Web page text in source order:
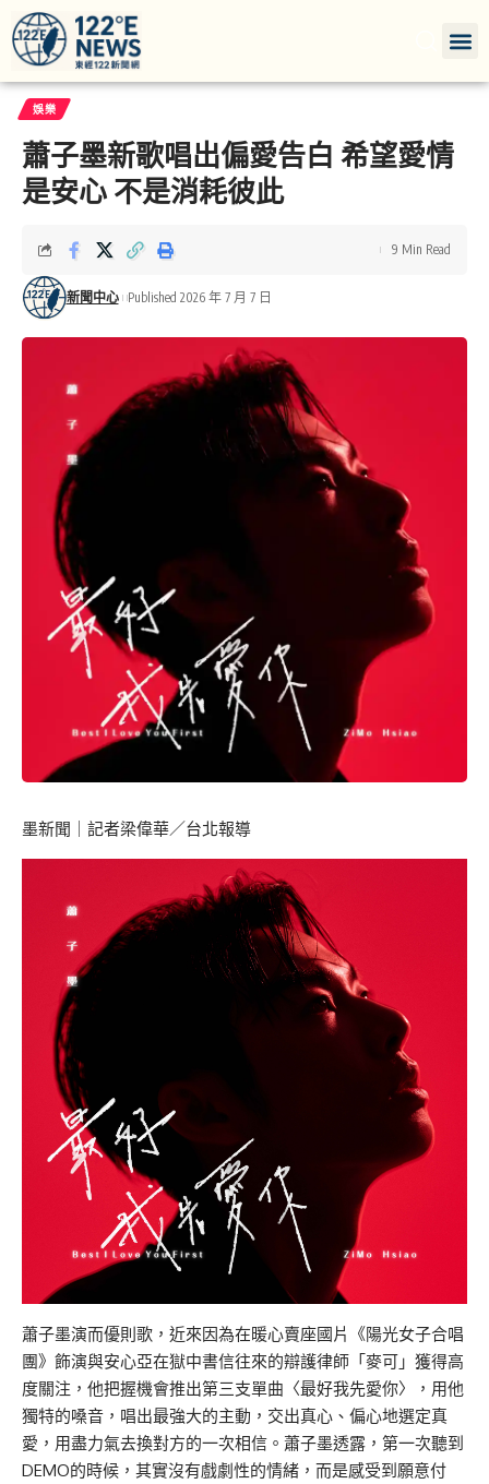
娛樂
蕭子墨新歌唱出偏愛告白 希望愛情
是安心 不是消耗彼此
新聞中心 Published 2026 年 7 月 7 日
9 Min Read
墨新聞 ｜記者梁偉華／台北報導
蕭子墨演而優則歌，近來因為在暖心賣座國片《陽光女子合唱
團》飾演與安心亞在獄中書信往來的辯護律師「麥可」獲得高
度關注，他把握機會推出第三支單曲〈最好我先愛你〉，用他
獨特的嗓音，唱出最強大的主動，交出真心、偏心地選定真
愛，用盡力氣去換對方的一次相信。蕭子墨透露，第一次聽到
DEMO的時候，其實沒有戲劇性的情緒，而是感受到願意付